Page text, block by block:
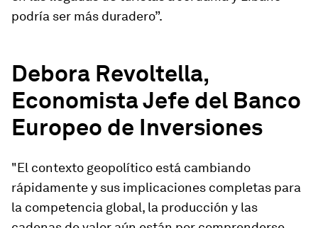
podría ser más duradero”.
Debora Revoltella,
Economista Jefe del Banco
Europeo de Inversiones
"El contexto geopolítico está cambiando
rápidamente y sus implicaciones completas para
la competencia global, la producción y las